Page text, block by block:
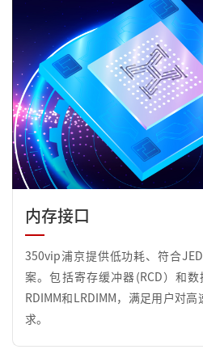
内存接口
350vip浦京提供低功耗、符合
案。包括寄存缓冲器(RCD）和
RDIMM和LRDIMM，满足用户对
求。